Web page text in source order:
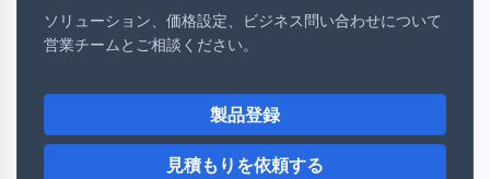
ソリューション、価格設定、ビジネス問い合わせについて
営業チームとご相談ください。
製品登録
見積もりを依頼する